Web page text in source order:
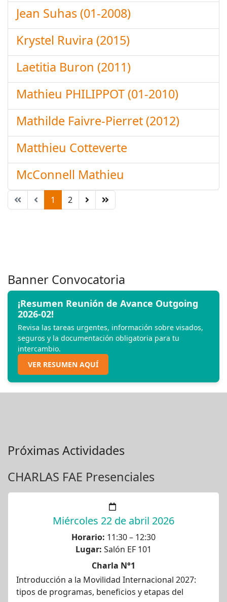
Jean Suhas (01-2008)
Krystel Ruvira (2015)
Laetitia Buron (2011)
Mathieu PHILIPPOT (01-2010)
Mathilde Faivre-Pierret (2012)
Matthieu Cotteverte
McConnell Mathieu
1 2
Banner Convocatoria
¡Resumen Reunión de Avance Outgoing
2026-02!
Revisa las tareas urgentes, información sobre visados,
seguros y la documentación obligatoria para tu
intercambio.
VER RESUMEN AQUÍ
Próximas Actividades
CHARLAS FAE Presenciales
Miércoles 22 de abril 2026
Horario: 11:30 – 12:30
Lugar: Salón EF 101
Charla N°1
Introducción a la Movilidad Internacional 2027:
tipos de programas, beneficios y etapas del